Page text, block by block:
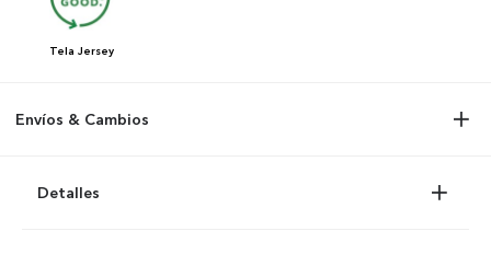
Tela Jersey
Envíos & Cambios
Detalles